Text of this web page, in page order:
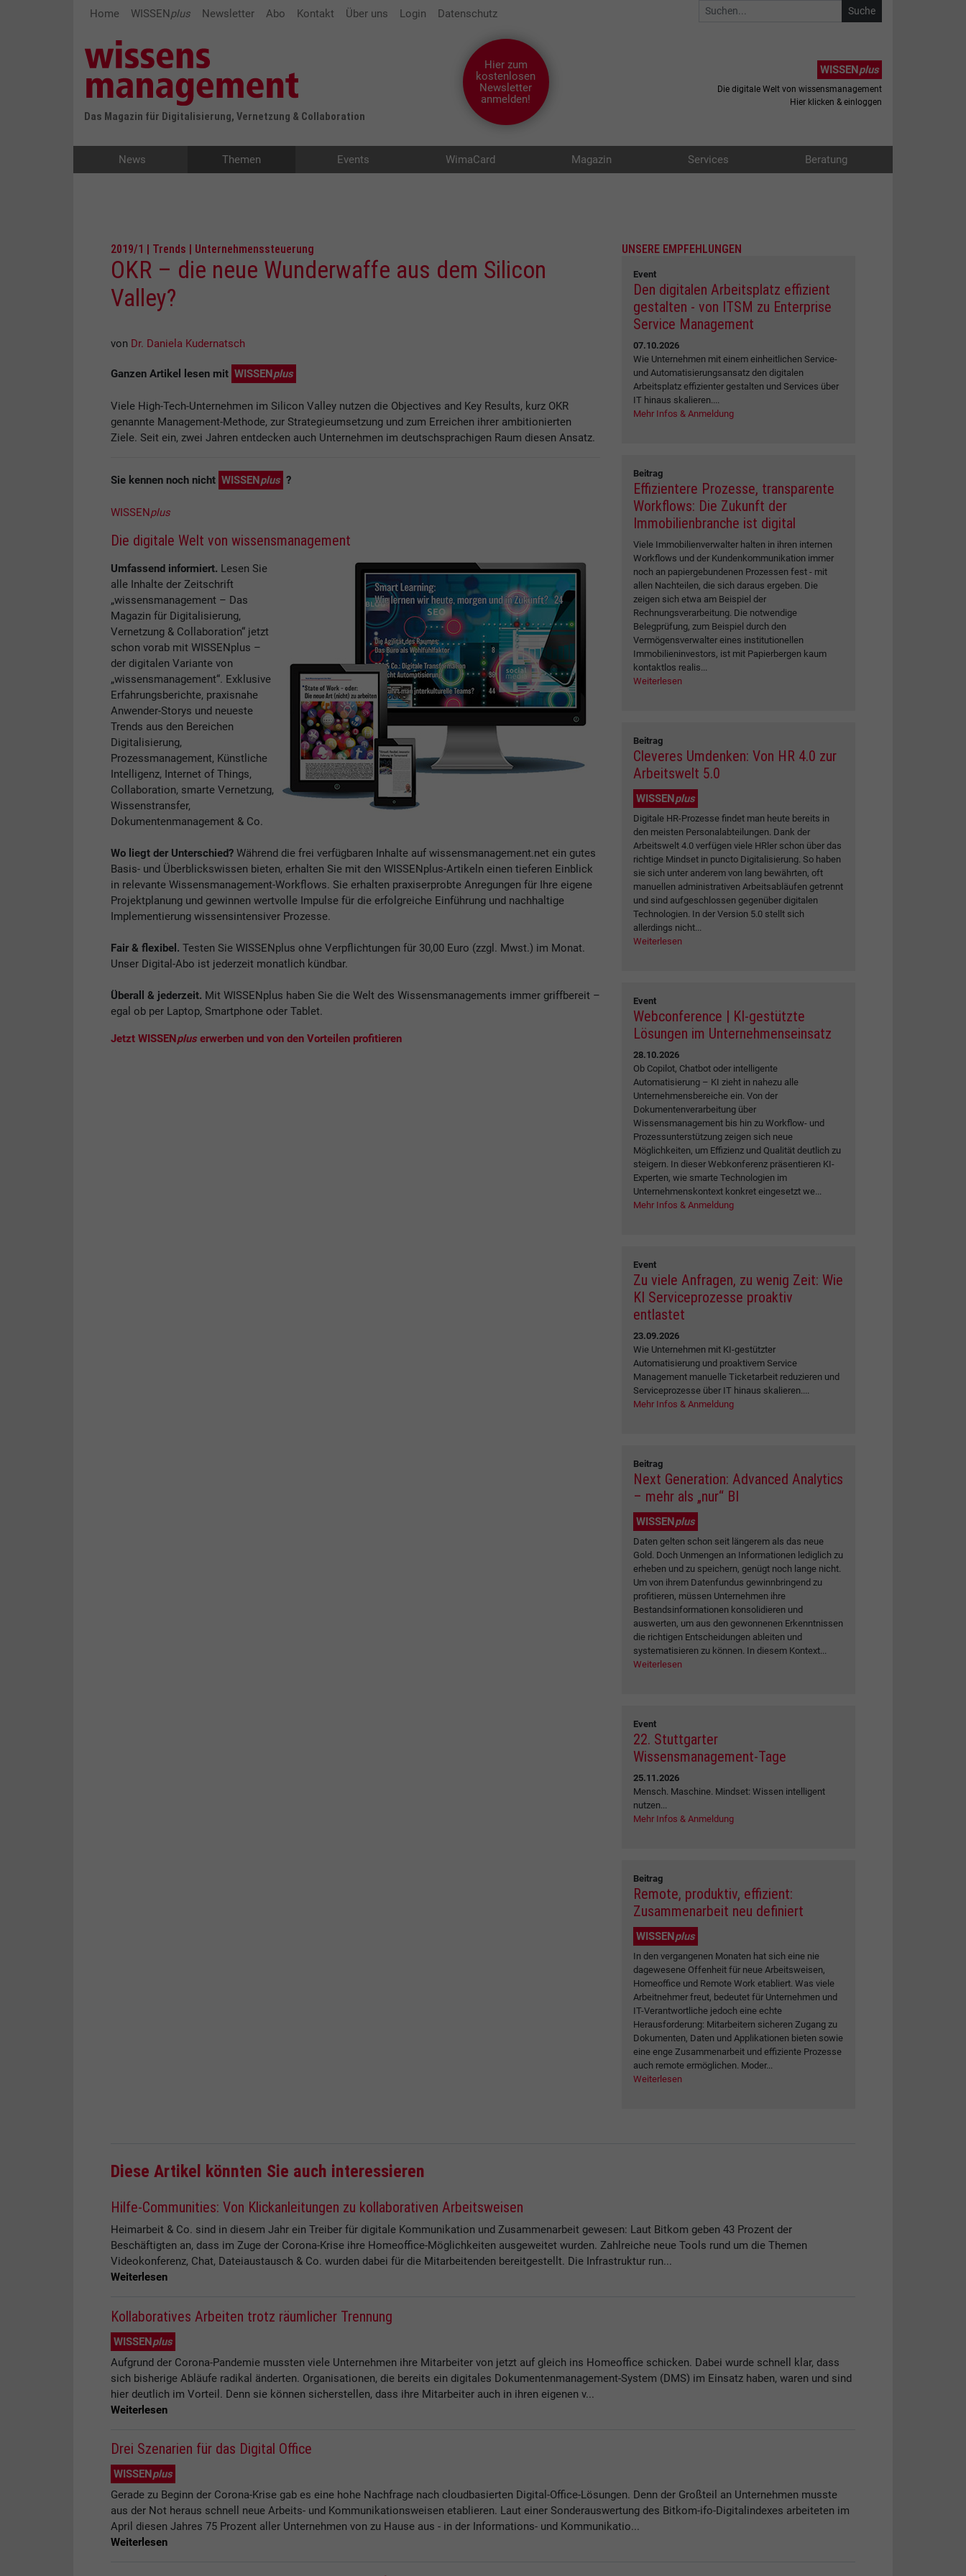
Home WISSENplus Newsletter Abo Kontakt Über uns Login Datenschutz
Das Magazin für Digitalisierung, Vernetzung & Collaboration
Hier zum
kostenlosen
Newsletter
anmelden!
WISSENplus
Die digitale Welt von wissensmanagement
Hier klicken & einloggen
News Themen Events WimaCard Magazin Services Beratung
2019/1 | Trends | Unternehmenssteuerung
OKR – die neue Wunderwaffe aus dem Silicon
Valley?
von Dr. Daniela Kudernatsch
Ganzen Artikel lesen mit WISSEN plus
Viele High-Tech-Unternehmen im Silicon Valley nutzen die Objectives and Key Results, kurz OKR
genannte Management-Methode, zur Strategieumsetzung und zum Erreichen ihrer ambitionierten
Ziele. Seit ein, zwei Jahren entdecken auch Unternehmen im deutschsprachigen Raum diesen Ansatz.
Sie kennen noch nicht WISSEN plus ?
WISSEN plus
Die digitale Welt von wissensmanagement
Umfassend informiert. Lesen Sie
alle Inhalte der Zeitschrift
„wissensmanagement – Das
Magazin für Digitalisierung,
Vernetzung & Collaboration“ jetzt
schon vorab mit WISSENplus –
der digitalen Variante von
„wissensmanagement“. Exklusive
Erfahrungsberichte, praxisnahe
Anwender-Storys und neueste
Trends aus den Bereichen
Digitalisierung,
Prozessmanagement, Künstliche
Intelligenz, Internet of Things,
Collaboration, smarte Vernetzung,
Wissenstransfer,
Dokumentenmanagement & Co.
Wo liegt der Unterschied?Während die frei verfügbaren Inhalte auf wissensmanagement.net ein gutes
Basis- und Überblickswissen bieten, erhalten Sie mit den WISSENplus-Artikeln einen tieferen Einblick
in relevante Wissensmanagement-Workflows. Sie erhalten praxiserprobte Anregungen für Ihre eigene
Projektplanung und gewinnen wertvolle Impulse für die erfolgreiche Einführung und nachhaltige
Implementierung wissensintensiver Prozesse.
Fair & flexibel. Testen Sie WISSENplus ohne Verpflichtungen für 30,00 Euro (zzgl. Mwst.) im Monat.
Unser Digital-Abo ist jederzeit monatlich kündbar.
Überall & jederzeit. Mit WISSENplus haben Sie die Welt des Wissensmanagements immer griffbereit –
egal ob per Laptop, Smartphone oder Tablet.
Jetzt WISSEN pluserwerben und von den Vorteilen profitieren
UNSERE EMPFEHLUNGEN
Event
Den digitalen Arbeitsplatz effizient
gestalten - von ITSM zu Enterprise
Service Management
07.10.2026
Wie Unternehmen mit einem einheitlichen Service-
und Automatisierungsansatz den digitalen
Arbeitsplatz effizienter gestalten und Services über
IT hinaus skalieren....
Mehr Infos & Anmeldung
Beitrag
Effizientere Prozesse, transparente
Workflows: Die Zukunft der
Immobilienbranche ist digital
Viele Immobilienverwalter halten in ihren internen
Workflows und der Kundenkommunikation immer
noch an papiergebundenen Prozessen fest - mit
allen Nachteilen, die sich daraus ergeben. Die
zeigen sich etwa am Beispiel der
Rechnungsverarbeitung. Die notwendige
Belegprüfung, zum Beispiel durch den
Vermögensverwalter eines institutionellen
Immobilieninvestors, ist mit Papierbergen kaum
kontaktlos realis...
Weiterlesen
Beitrag
Cleveres Umdenken: Von HR 4.0 zur
Arbeitswelt 5.0
WISSENplus
Digitale HR-Prozesse findet man heute bereits in
den meisten Personalabteilungen. Dank der
Arbeitswelt 4.0 verfügen viele HRler schon über das
richtige Mindset in puncto Digitalisierung. So haben
sie sich unter anderem von lang bewährten, oft
manuellen administrativen Arbeitsabläufen getrennt
und sind aufgeschlossen gegenüber digitalen
Technologien. In der Version 5.0 stellt sich
allerdings nicht...
Weiterlesen
Event
Webconference | KI-gestützte
Lösungen im Unternehmenseinsatz
28.10.2026
Ob Copilot, Chatbot oder intelligente
Automatisierung – KI zieht in nahezu alle
Unternehmensbereiche ein. Von der
Dokumentenverarbeitung über
Wissensmanagement bis hin zu Workflow- und
Prozessunterstützung zeigen sich neue
Möglichkeiten, um Effizienz und Qualität deutlich zu
steigern. In dieser Webkonferenz präsentieren KI-
Experten, wie smarte Technologien im
Unternehmenskontext konkret eingesetzt we...
Mehr Infos & Anmeldung
Event
Zu viele Anfragen, zu wenig Zeit: Wie
KI Serviceprozesse proaktiv
entlastet
23.09.2026
Wie Unternehmen mit KI-gestützter
Automatisierung und proaktivem Service
Management manuelle Ticketarbeit reduzieren und
Serviceprozesse über IT hinaus skalieren....
Mehr Infos & Anmeldung
Beitrag
Next Generation: Advanced Analytics
– mehr als „nur“ BI
WISSENplus
Daten gelten schon seit längerem als das neue
Gold. Doch Unmengen an Informationen lediglich zu
erheben und zu speichern, genügt noch lange nicht.
Um von ihrem Datenfundus gewinnbringend zu
profitieren, müssen Unternehmen ihre
Bestandsinformationen konsolidieren und
auswerten, um aus den gewonnenen Erkenntnissen
die richtigen Entscheidungen ableiten und
systematisieren zu können. In diesem Kontext...
Weiterlesen
Event
22. Stuttgarter
Wissensmanagement-Tage
25.11.2026
Mensch. Maschine. Mindset: Wissen intelligent
nutzen...
Mehr Infos & Anmeldung
Beitrag
Remote, produktiv, effizient:
Zusammenarbeit neu definiert
WISSENplus
In den vergangenen Monaten hat sich eine nie
dagewesene Offenheit für neue Arbeitsweisen,
Homeoffice und Remote Work etabliert. Was viele
Arbeitnehmer freut, bedeutet für Unternehmen und
IT-Verantwortliche jedoch eine echte
Herausforderung: Mitarbeitern sicheren Zugang zu
Dokumenten, Daten und Applikationen bieten sowie
eine enge Zusammenarbeit und effiziente Prozesse
auch remote ermöglichen. Moder...
Weiterlesen
Diese Artikel könnten Sie auch interessieren
Hilfe-Communities: Von Klickanleitungen zu kollaborativen Arbeitsweisen
Heimarbeit & Co. sind in diesem Jahr ein Treiber für digitale Kommunikation und Zusammenarbeit gewesen: Laut Bitkom geben 43 Prozent der
Beschäftigten an, dass im Zuge der Corona-Krise ihre Homeoffice-Möglichkeiten ausgeweitet wurden. Zahlreiche neue Tools rund um die Themen
Videokonferenz, Chat, Dateiaustausch & Co. wurden dabei für die Mitarbeitenden bereitgestellt. Die Infrastruktur run...
Weiterlesen
Kollaboratives Arbeiten trotz räumlicher Trennung
WISSENplus
Aufgrund der Corona-Pandemie mussten viele Unternehmen ihre Mitarbeiter von jetzt auf gleich ins Homeoffice schicken. Dabei wurde schnell klar, dass
sich bisherige Abläufe radikal änderten. Organisationen, die bereits ein digitales Dokumentenmanagement-System (DMS) im Einsatz haben, waren und sind
hier deutlich im Vorteil. Denn sie können sicherstellen, dass ihre Mitarbeiter auch in ihren eigenen v...
Weiterlesen
Drei Szenarien für das Digital Office
WISSEN plus
Gerade zu Beginn der Corona-Krise gab es eine hohe Nachfrage nach cloudbasierten Digital-Office-Lösungen. Denn der Großteil an Unternehmen musste
aus der Not heraus schnell neue Arbeits- und Kommunikationsweisen etablieren. Laut einer Sonderauswertung des Bitkom-ifo-Digitalindexes arbeiteten im
April diesen Jahres 75 Prozent aller Unternehmen von zu Hause aus - in der Informations- und Kommunikatio...
Weiterlesen